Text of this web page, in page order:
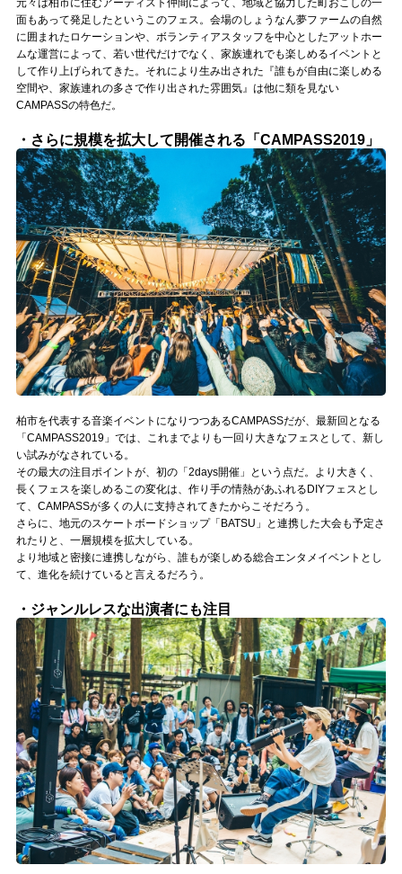
Official SNS
元々は柏市に住むアーティスト仲間によって、地域と協力した町おこしの一
面もあって発足したというこのフェス。会場のしょうなん夢ファームの自然
に囲まれたロケーションや、ボランティアスタッフを中心としたアットホー
ムな運営によって、若い世代だけでなく、家族連れでも楽しめるイベントと
して作り上げられてきた。それにより生み出された『誰もが自由に楽しめる
空間や、家族連れの多さで作り出された雰囲気』は他に類を見ない
CAMPASSの特色だ。
・さらに規模を拡大して開催される「CAMPASS2019」
柏市を代表する音楽イベントになりつつあるCAMPASSだが、最新回となる
「CAMPASS2019」では、これまでよりも一回り大きなフェスとして、新し
い試みがなされている。
その最大の注目ポイントが、初の「2days開催」という点だ。より大きく、
長くフェスを楽しめるこの変化は、作り手の情熱があふれるDIYフェスとし
て、CAMPASSが多くの人に支持されてきたからこそだろう。
さらに、地元のスケートボードショップ「BATSU」と連携した大会も予定さ
れたりと、一層規模を拡大している。
より地域と密接に連携しながら、誰もが楽しめる総合エンタメイベントとし
て、進化を続けていると言えるだろう。
・ジャンルレスな出演者にも注目